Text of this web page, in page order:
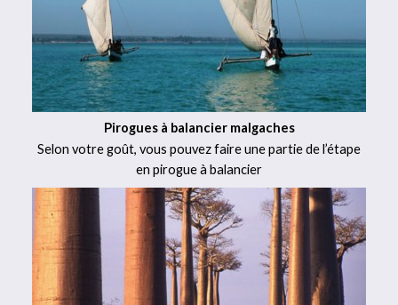
Pirogues à balancier malgaches
Selon votre goût, vous pouvez faire une partie de l’étape
en pirogue à balancier